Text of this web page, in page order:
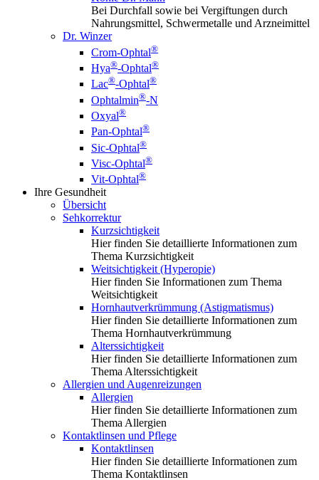
Bei Durchfall sowie bei Vergiftungen durch
Nahrungsmittel, Schwermetalle und Arzneimittel
Dr. Winzer
Crom-Ophtal®
Hya®-Ophtal®
Lac®-Ophtal®
Ophtalmin®-N
Oxyal®
Pan-Ophtal®
Sic-Ophtal®
Visc-Ophtal®
Vit-Ophtal®
Ihre Gesundheit
Übersicht
Sehkorrektur
Kurzsichtigkeit
Hier finden Sie detaillierte Informationen zum
Thema Kurzsichtigkeit
Weitsichtigkeit (Hyperopie)
Hier finden Sie Informationen zum Thema
Weitsichtigkeit
Hornhautverkrümmung (Astigmatismus)
Hier finden Sie detaillierte Informationen zum
Thema Hornhautverkrümmung
Alterssichtigkeit
Hier finden Sie detaillierte Informationen zum
Thema Alterssichtigkeit
Allergien und Augenreizungen
Allergien
Hier finden Sie detaillierte Informationen zum
Thema Allergien
Kontaktlinsen und Pflege
Kontaktlinsen
Hier finden Sie detaillierte Informationen zum
Thema Kontaktlinsen